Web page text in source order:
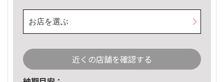
お店を選ぶ
近くの店舗を確認する